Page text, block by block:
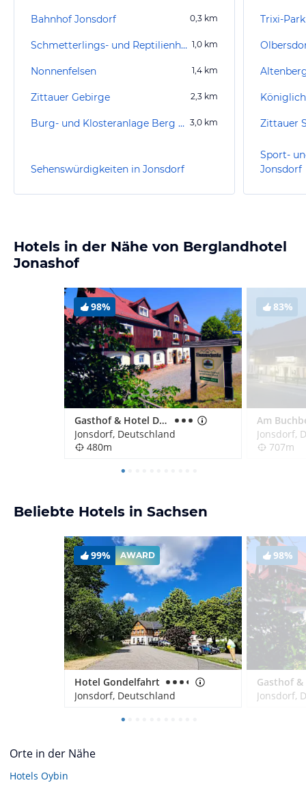
Bahnhof Jonsdorf 0,3 km
Schmetterlings- und Reptilienhaus Jonsdorf 1,0 km
Nonnenfelsen 1,4 km
Zittauer Gebirge 2,3 km
Burg- und Klosteranlage Berg Oybin 3,0 km
Sehenswürdigkeiten in Jonsdorf
Trixi-Park
Zittauer
Sport-
Jonsdorf
Hotels in der Nähe von Berglandhotel
Jonashof
98%
Gasthof & Hotel Dammschenke
Jonsdorf, Deutschland
480m
83%
Jonsdorf,
707m
Beliebte Hotels in Sachsen
99% AWARD
Hotel Gondelfahrt
Jonsdorf, Deutschland
98%
Jonsdorf,
Orte in der Nähe
Hotels Oybin